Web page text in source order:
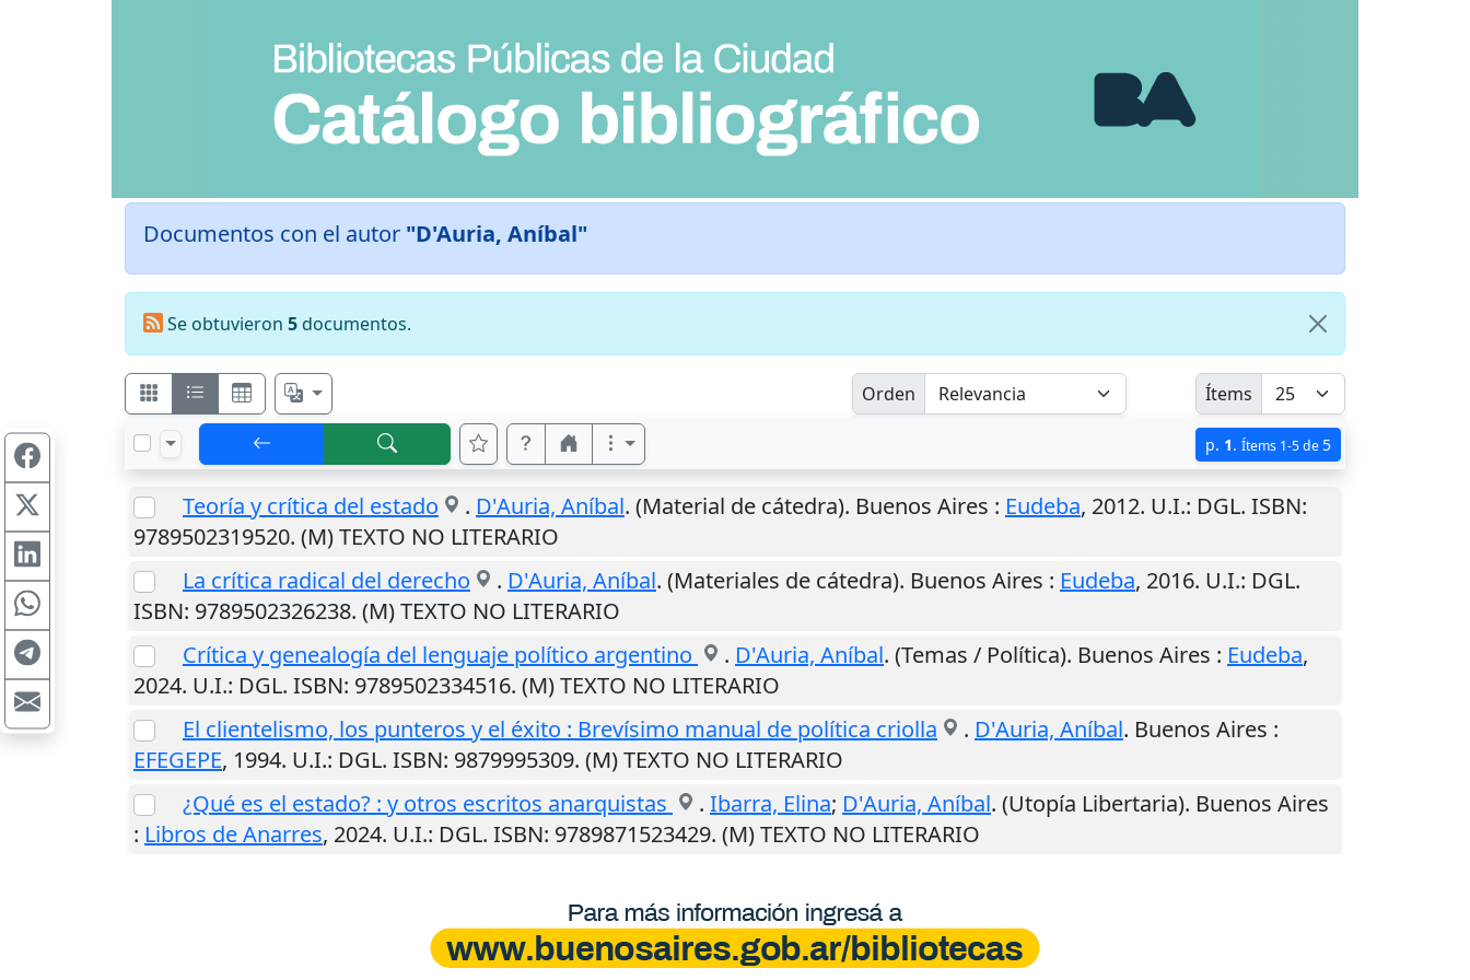
Documentos con el autor "D'Auria, Aníbal"
Se obtuvieron 5documentos.
Orden Ítems
p. 1. Ítems 1-5 de 5
Teoría y crítica del estado . D'Auria, Aníbal. (Material de cátedra). Buenos Aires : Eudeba, 2012. U.I.: DGL. ISBN:
9789502319520. (M) TEXTO NO LITERARIO
La crítica radical del derecho
. D'Auria, Aníbal. (Materiales de cátedra). Buenos Aires : Eudeba, 2016. U.I.: DGL.
ISBN: 9789502326238. (M) TEXTO NO LITERARIO
Crítica y genealogía del lenguaje político argentino
. D'Auria, Aníbal. (Temas / Política). Buenos Aires : Eudeba,
2024. U.I.: DGL. ISBN: 9789502334516. (M) TEXTO NO LITERARIO
El clientelismo, los punteros y el éxito : Brevísimo manual de política criolla
. D'Auria, Aníbal. Buenos Aires :
EFEGEPE, 1994. U.I.: DGL. ISBN: 9879995309. (M) TEXTO NO LITERARIO
¿Qué es el estado? : y otros escritos anarquistas
. Ibarra, Elina; D'Auria, Aníbal. (Utopía Libertaria). Buenos Aires
: Libros de Anarres, 2024. U.I.: DGL. ISBN: 9789871523429. (M) TEXTO NO LITERARIO